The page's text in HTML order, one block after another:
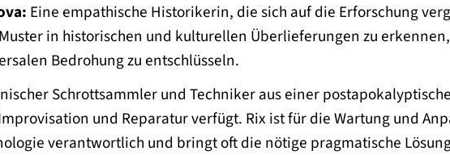
Eine empathische Historikerin, die sich auf die Erforschung
in historischen und kulturellen Überlieferungen zu
Bedrohung zu entschlüsseln.
Schrottsammler und Techniker aus einer
und Reparatur verfügt. Rix ist für die Wartung und
verantwortlich und bringt oft die nötige pragmatische